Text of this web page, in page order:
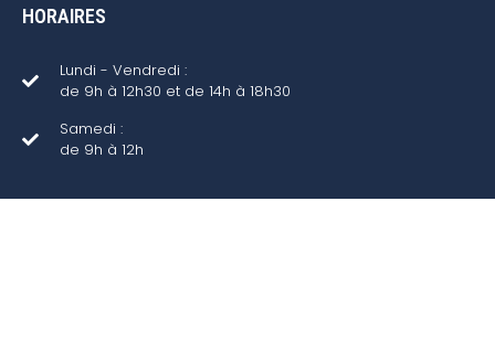
HORAIRES
Lundi - Vendredi :
de 9h à 12h30 et de 14h à 18h30
Samedi :
de 9h à 12h